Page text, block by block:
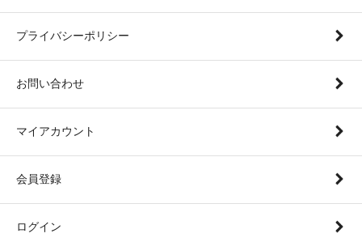
プライバシーポリシー
お問い合わせ
マイアカウント
会員登録
ログイン